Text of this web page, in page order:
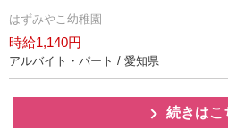
はずみやこ幼稚園
時給1,140円
アルバイト・パート / 愛知県
続きはこ